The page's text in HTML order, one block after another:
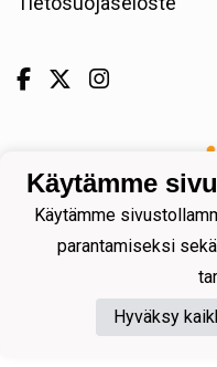
Käytämme
Käytämme
parantamiseksi
Hyväksy